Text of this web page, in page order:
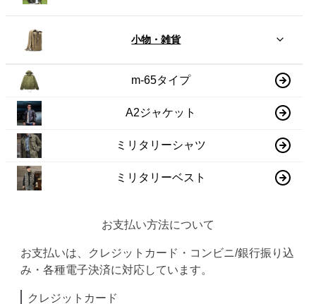
小物・雑貨
m-65タイプ
A2ジャケット
ミリタリーシャツ
ミリタリーベスト
お支払い方法について
お支払いは、クレジットカード・コンビニ/銀行振り込
み・各種電子決済に対応しています。
クレジットカード